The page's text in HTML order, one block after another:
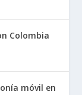
Colombia
móvil en